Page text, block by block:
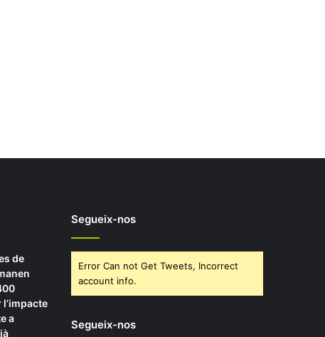
de
a
Segueix-nos
Error Can not Get Tweets, Incorrect
account info.
Segueix-nos